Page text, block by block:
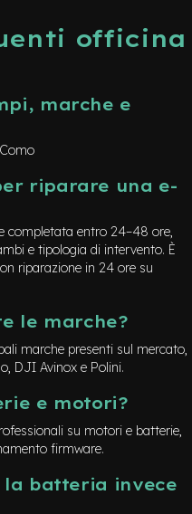
officina
marche e
riparare una e-
completata entro 24–48 ore,
e tipologia di intervento. È
riparazione in 24 ore su
le marche?
marche presenti sul mercato,
DJI Avinox e Polini.
e motori?
su motori e batterie,
firmware.
la batteria invece